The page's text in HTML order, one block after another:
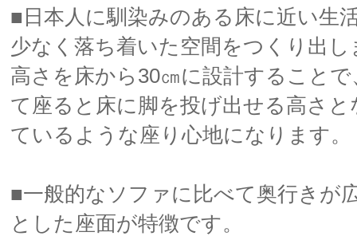
■日本人に馴染みのある床に近い生
少なく落ち着いた空間をつくり出し
高さを床から30㎝に設計すること
て座ると床に脚を投げ出せる高さ
ているような座り心地になります。
■一般的なソファに比べて奥行きが
とした座面が特徴です。